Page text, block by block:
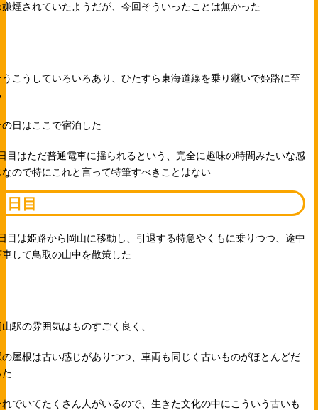
嫌煙されていたようだが、今回そういったことは無かった
うこうしていろいろあり、ひたすら東海道線を乗り継いで姫路に至
の日はここで宿泊した
目はただ普通電車に揺られるという、完全に趣味の時間みたいな感
なので特にこれと言って特筆すべきことはない
2日目
目は姫路から岡山に移動し、引退する特急やくもに乗りつつ、途中
車して鳥取の山中を散策した
山駅の雰囲気はものすごく良く、
の屋根は古い感じがありつつ、車両も同じく古いものがほとんどだ
た
れでいてたくさん人がいるので、生きた文化の中にこういう古いも